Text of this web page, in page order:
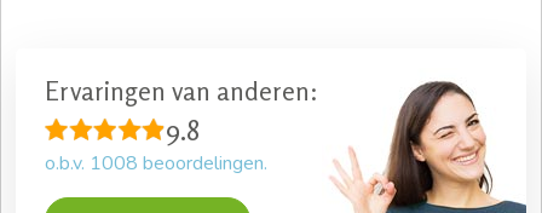
Ervaringen van anderen:
9.8
o.b.v. 1008 beoordelingen.